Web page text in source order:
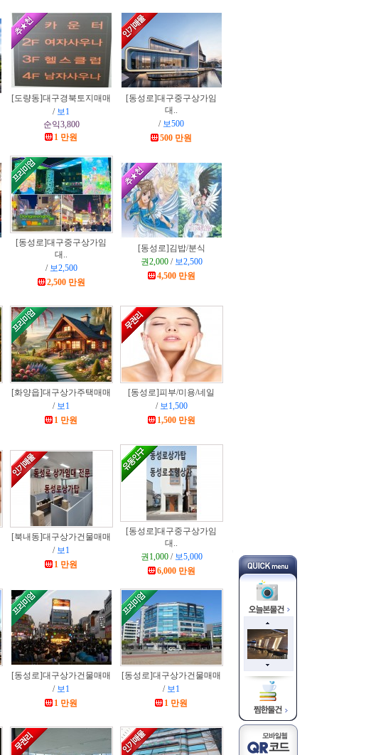
[도량동]대구경북토지매매
/ 보1
순익3,800
1 만원
[동성로]대구중구상가임
대..
/ 보500
500 만원
[동성로]대구중구상가임
대..
/ 보2,500
2,500 만원
[동성로] 김밥/분식
권2,000/ 보2,500
4,500 만원
[화양읍]대구상가주택매매
/ 보1
1 만원
[동성로]피부/미용/네일
/ 보1,500
1,500 만원
[북내동]대구상가건물매매
/ 보1
1 만원
[동성로]대구중구상가임
대..
권1,000/ 보5,000
6,000 만원
[동성로]대구상가건물매매
/ 보1
1 만원
[동성로]대구상가건물매매
/ 보1
1 만원